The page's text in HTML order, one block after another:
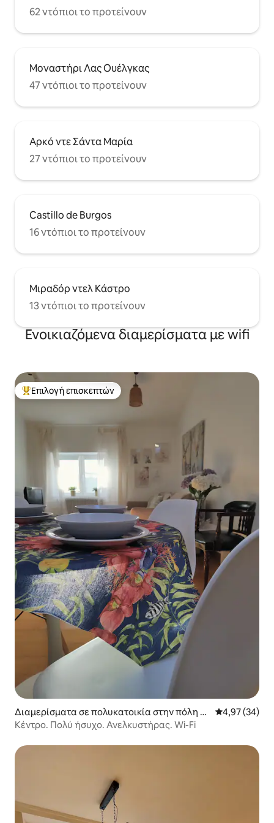
alojamiento temporal como de larga
62 ντόπιοι το προτείνουν
Μοναστήρι Λας Ουέλγκας
47 ντόπιοι το προτείνουν
Αρκό ντε Σάντα Μαρία
27 ντόπιοι το προτείνουν
Castillo de Burgos
16 ντόπιοι το προτείνουν
Μιραδόρ ντελ Κάστρο
13 ντόπιοι το προτείνουν
Ενοικιαζόμενα διαμερίσματα με wifi
Κορυφαία επιλογή επισκεπτών
Επιλογή επισκεπτών
Διαμερίσματα σε πολυκατοικία στην πόλη B
urgos
Μέση
4,97 (34)
Κέντρο. Πολύ ήσυχο. Ανελκυστήρας. Wi-Fi